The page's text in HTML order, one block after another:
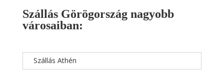
Szállás Görögország nagyobb
városaiban:
Szállás Athén